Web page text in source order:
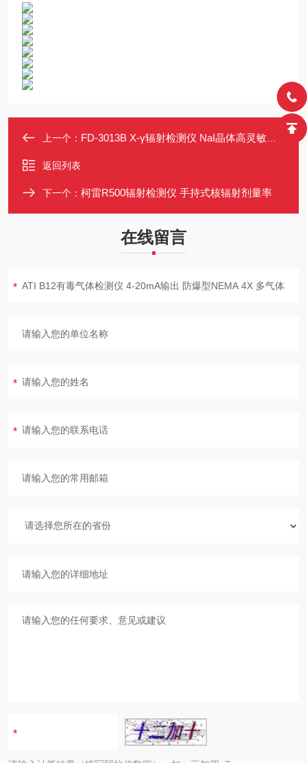
上一个： FD-3013B X-γ辐射检测仪 NaI晶体高灵敏度辐射测量仪
返回列表
下一个： 柯雷R500辐射检测仪 手持式核辐射剂量率
在线留言